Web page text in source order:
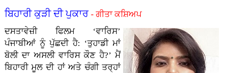
ਬਿਹਾਰੀ ਕੁੜੀ ਦੀ ਪੁਕਾਰ - ਗੀਤਾ ਕਸ਼ਿਅਪ
ਦਸਤਾਵੇਜ਼ੀ ਫਿਲਮ ‘ਵਾਰਿਸ’
ਪੰਜਾਬੀਆਂ ਨੂੰ ਪੁੱਛਦੀ ਹੈ: ‘ਤੁਹਾਡੀ ਮਾਂ
ਬੋਲੀ ਦਾ ਅਸਲੀ ਵਾਰਿਸ ਕੌਣ ਹੈ?’ ਮੈਂ
ਬਿਹਾਰੀ ਮੂਲ ਦੀ ਹਾਂ ਅਤੇ ਚੰਗੀ ਤਰ੍ਹਾਂ